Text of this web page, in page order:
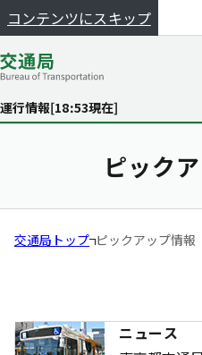
コンテンツにスキップ
運行情報[18:53現在]
ピック
交通局トップ ピックアップ情報
ニュース